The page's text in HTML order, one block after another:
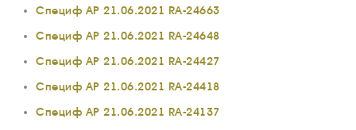
Специф АР 21.06.2021 RA-24663
Специф АР 21.06.2021 RA-24648
Специф АР 21.06.2021 RA-24427
Специф АР 21.06.2021 RA-24418
Специф АР 21.06.2021 RA-24137